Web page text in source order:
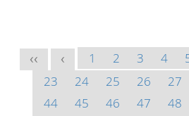
<< < 1 2 3 4
23
24 25 26 27
44
45 46 47 48